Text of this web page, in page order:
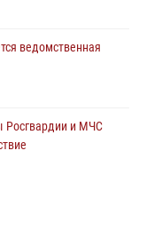
ведомственная
Росгвардии и МЧС